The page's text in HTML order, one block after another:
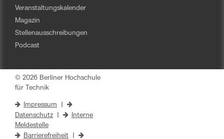
Veranstaltungskalender
Magazin
Stellenausschreibungen
Podcast
© 2026 Berliner Hochschule
für Technik
Impressum
Datenschutz
Interne
Meldestelle
Barrierefreiheit